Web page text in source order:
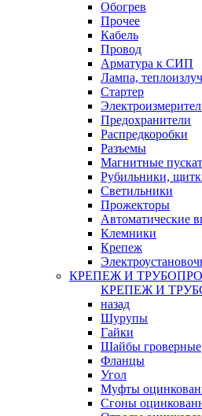
Обогрев
Прочее
Кабель
Провод
Арматура к СИП
Лампа,
Стартер
Предохранители
Распредкоробки
Разъемы
Магнитные
Рубильники,
Светильники
Прожекторы
Автоматические
Клемники
Крепеж
КРЕПЕЖ И
КРЕПЕЖ И
назад
Шурупы
Гайки
Шайбы гроверные
Фланцы
Угол
Муфты
Сгоны